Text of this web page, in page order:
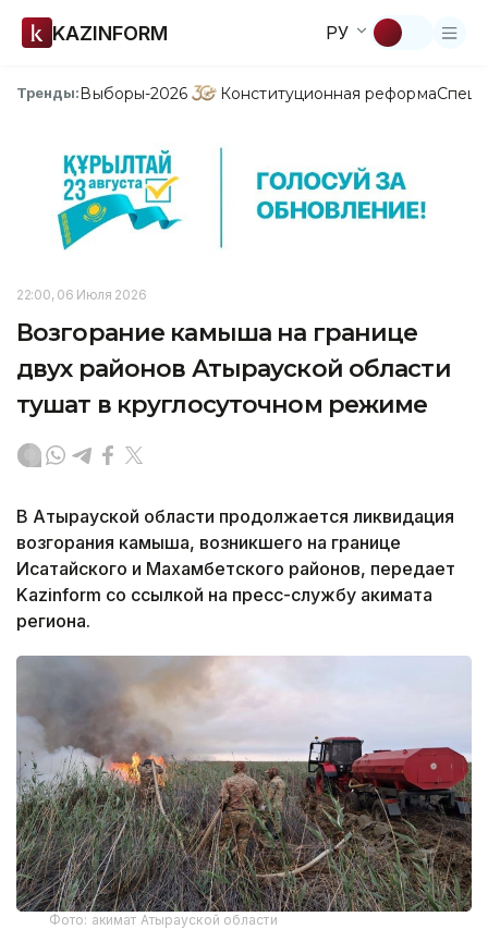
KAZINFORM РУ
Тренды:Выборы-2026 Конституционная реформа
22:00, 06 Июля 2026
Возгорание камыша на границе
двух районов Атырауской области
тушат в круглосуточном режиме
В Атырауской области продолжается ликвидация
возгорания камыша, возникшего на границе
Исатайского и Махамбетского районов, передает
Kazinform со ссылкой на пресс-службу акимата
региона.
Фото: акимат Атырауской области